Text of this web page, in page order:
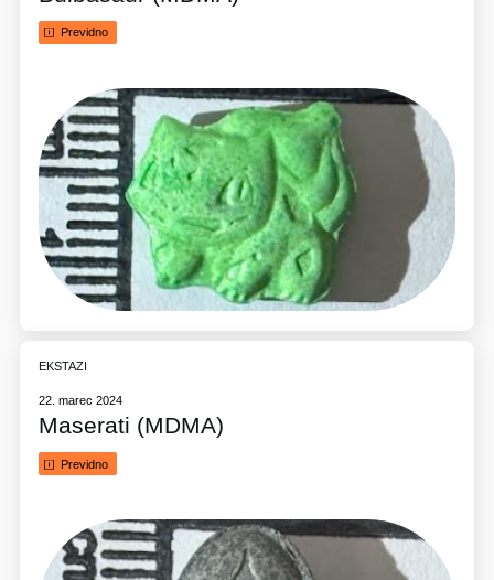
Previdno
EKSTAZI
22. marec 2024
Maserati (MDMA)
Previdno